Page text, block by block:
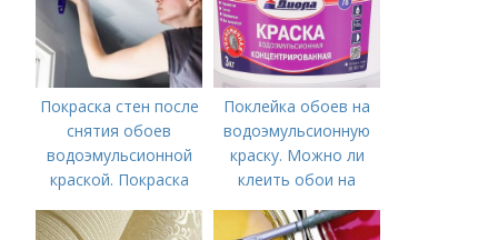
цветов
Покраска стен после
снятия обоев
водоэмульсионной
краской. Покраска
обоев – пошаговая
Поклейка обоев на
водоэмульсионную
краску. Можно ли
клеить обои на
краску и другие